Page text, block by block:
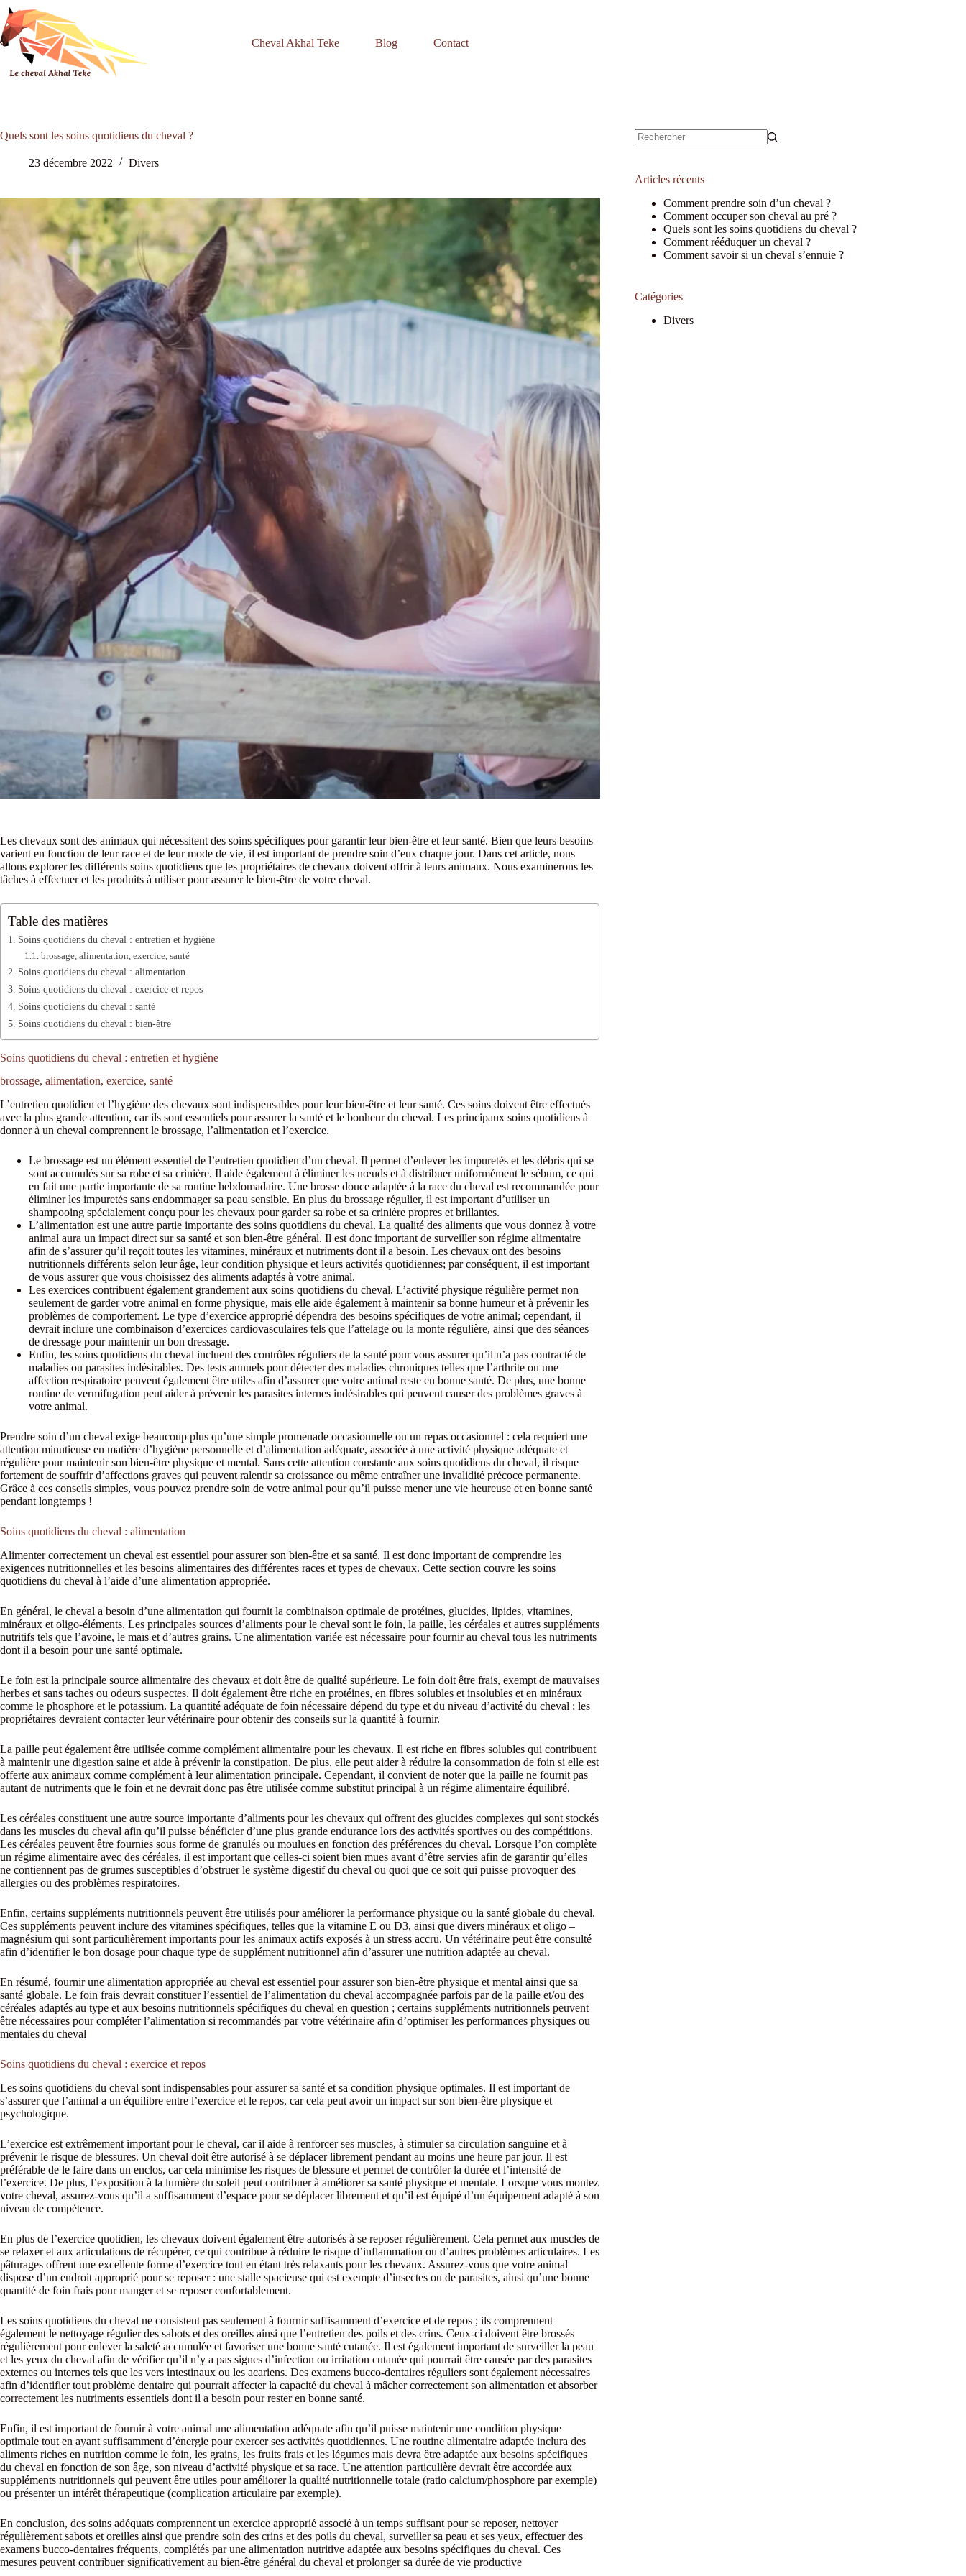
Passer
au
contenu
Cheval Akhal Teke
Blog Contact
Quels sont les soins quotidiens du cheval ?
23 décembre 2022 Divers
Les chevaux sont des animaux qui nécessitent des soins spécifiques pour garantir leur bien-être et leur santé. Bien que leurs besoins
varient en fonction de leur race et de leur mode de vie, il est important de prendre soin d’eux chaque jour. Dans cet article, nous
allons explorer les différents soins quotidiens que les propriétaires de chevaux doivent offrir à leurs animaux. Nous examinerons les
tâches à effectuer et les produits à utiliser pour assurer le bien-être de votre cheval.
Table des matières
Soins quotidiens du cheval : entretien et hygiène
brossage, alimentation, exercice, santé
Soins quotidiens du cheval : alimentation
Soins quotidiens du cheval : exercice et repos
Soins quotidiens du cheval : santé
Soins quotidiens du cheval : bien-être
Soins quotidiens du cheval : entretien et hygiène
brossage, alimentation, exercice, santé
L’entretien quotidien et l’hygiène des chevaux sont indispensables pour leur bien-être et leur santé. Ces soins doivent être effectués
avec la plus grande attention, car ils sont essentiels pour assurer la santé et le bonheur du cheval. Les principaux soins quotidiens à
donner à un cheval comprennent le brossage, l’alimentation et l’exercice.
Le brossage est un élément essentiel de l’entretien quotidien d’un cheval. Il permet d’enlever les impuretés et les débris qui se
sont accumulés sur sa robe et sa crinière. Il aide également à éliminer les nœuds et à distribuer uniformément le sébum, ce qui
en fait une partie importante de sa routine hebdomadaire. Une brosse douce adaptée à la race du cheval est recommandée pour
éliminer les impuretés sans endommager sa peau sensible. En plus du brossage régulier, il est important d’utiliser un
shampooing spécialement conçu pour les chevaux pour garder sa robe et sa crinière propres et brillantes.
L’alimentation est une autre partie importante des soins quotidiens du cheval. La qualité des aliments que vous donnez à votre
animal aura un impact direct sur sa santé et son bien-être général. Il est donc important de surveiller son régime alimentaire
afin de s’assurer qu’il reçoit toutes les vitamines, minéraux et nutriments dont il a besoin. Les chevaux ont des besoins
nutritionnels différents selon leur âge, leur condition physique et leurs activités quotidiennes; par conséquent, il est important
de vous assurer que vous choisissez des aliments adaptés à votre animal.
Les exercices contribuent également grandement aux soins quotidiens du cheval. L’activité physique régulière permet non
seulement de garder votre animal en forme physique, mais elle aide également à maintenir sa bonne humeur et à prévenir les
problèmes de comportement. Le type d’exercice approprié dépendra des besoins spécifiques de votre animal; cependant, il
devrait inclure une combinaison d’exercices cardiovasculaires tels que l’attelage ou la monte régulière, ainsi que des séances
de dressage pour maintenir un bon dressage.
Enfin, les soins quotidiens du cheval incluent des contrôles réguliers de la santé pour vous assurer qu’il n’a pas contracté de
maladies ou parasites indésirables. Des tests annuels pour détecter des maladies chroniques telles que l’arthrite ou une
affection respiratoire peuvent également être utiles afin d’assurer que votre animal reste en bonne santé. De plus, une bonne
routine de vermifugation peut aider à prévenir les parasites internes indésirables qui peuvent causer des problèmes graves à
votre animal.
Prendre soin d’un cheval exige beaucoup plus qu’une simple promenade occasionnelle ou un repas occasionnel : cela requiert une
attention minutieuse en matière d’hygiène personnelle et d’alimentation adéquate, associée à une activité physique adéquate et
régulière pour maintenir son bien-être physique et mental. Sans cette attention constante aux soins quotidiens du cheval, il risque
fortement de souffrir d’affections graves qui peuvent ralentir sa croissance ou même entraîner une invalidité précoce permanente.
Grâce à ces conseils simples, vous pouvez prendre soin de votre animal pour qu’il puisse mener une vie heureuse et en bonne santé
pendant longtemps !
Soins quotidiens du cheval : alimentation
Alimenter correctement un cheval est essentiel pour assurer son bien-être et sa santé. Il est donc important de comprendre les
exigences nutritionnelles et les besoins alimentaires des différentes races et types de chevaux. Cette section couvre les soins
quotidiens du cheval à l’aide d’une alimentation appropriée.
En général, le cheval a besoin d’une alimentation qui fournit la combinaison optimale de protéines, glucides, lipides, vitamines,
minéraux et oligo-éléments. Les principales sources d’aliments pour le cheval sont le foin, la paille, les céréales et autres suppléments
nutritifs tels que l’avoine, le maïs et d’autres grains. Une alimentation variée est nécessaire pour fournir au cheval tous les nutriments
dont il a besoin pour une santé optimale.
Le foin est la principale source alimentaire des chevaux et doit être de qualité supérieure. Le foin doit être frais, exempt de mauvaises
herbes et sans taches ou odeurs suspectes. Il doit également être riche en protéines, en fibres solubles et insolubles et en minéraux
comme le phosphore et le potassium. La quantité adéquate de foin nécessaire dépend du type et du niveau d’activité du cheval ; les
propriétaires devraient contacter leur vétérinaire pour obtenir des conseils sur la quantité à fournir.
La paille peut également être utilisée comme complément alimentaire pour les chevaux. Il est riche en fibres solubles qui contribuent
à maintenir une digestion saine et aide à prévenir la constipation. De plus, elle peut aider à réduire la consommation de foin si elle est
offerte aux animaux comme complément à leur alimentation principale. Cependant, il convient de noter que la paille ne fournit pas
autant de nutriments que le foin et ne devrait donc pas être utilisée comme substitut principal à un régime alimentaire équilibré.
Les céréales constituent une autre source importante d’aliments pour les chevaux qui offrent des glucides complexes qui sont stockés
dans les muscles du cheval afin qu’il puisse bénéficier d’une plus grande endurance lors des activités sportives ou des compétitions.
Les céréales peuvent être fournies sous forme de granulés ou moulues en fonction des préférences du cheval. Lorsque l’on complète
un régime alimentaire avec des céréales, il est important que celles-ci soient bien mues avant d’être servies afin de garantir qu’elles
ne contiennent pas de grumes susceptibles d’obstruer le système digestif du cheval ou quoi que ce soit qui puisse provoquer des
allergies ou des problèmes respiratoires.
Enfin, certains suppléments nutritionnels peuvent être utilisés pour améliorer la performance physique ou la santé globale du cheval.
Ces suppléments peuvent inclure des vitamines spécifiques, telles que la vitamine E ou D3, ainsi que divers minéraux et oligo –
magnésium qui sont particulièrement importants pour les animaux actifs exposés à un stress accru. Un vétérinaire peut être consulté
afin d’identifier le bon dosage pour chaque type de supplément nutritionnel afin d’assurer une nutrition adaptée au cheval.
En résumé, fournir une alimentation appropriée au cheval est essentiel pour assurer son bien-être physique et mental ainsi que sa
santé globale. Le foin frais devrait constituer l’essentiel de l’alimentation du cheval accompagnée parfois par de la paille et/ou des
céréales adaptés au type et aux besoins nutritionnels spécifiques du cheval en question ; certains suppléments nutritionnels peuvent
être nécessaires pour compléter l’alimentation si recommandés par votre vétérinaire afin d’optimiser les performances physiques ou
mentales du cheval
Soins quotidiens du cheval : exercice et repos
Les soins quotidiens du cheval sont indispensables pour assurer sa santé et sa condition physique optimales. Il est important de
s’assurer que l’animal a un équilibre entre l’exercice et le repos, car cela peut avoir un impact sur son bien-être physique et
psychologique.
L’exercice est extrêmement important pour le cheval, car il aide à renforcer ses muscles, à stimuler sa circulation sanguine et à
prévenir le risque de blessures. Un cheval doit être autorisé à se déplacer librement pendant au moins une heure par jour. Il est
préférable de le faire dans un enclos, car cela minimise les risques de blessure et permet de contrôler la durée et l’intensité de
l’exercice. De plus, l’exposition à la lumière du soleil peut contribuer à améliorer sa santé physique et mentale. Lorsque vous montez
votre cheval, assurez-vous qu’il a suffisamment d’espace pour se déplacer librement et qu’il est équipé d’un équipement adapté à son
niveau de compétence.
En plus de l’exercice quotidien, les chevaux doivent également être autorisés à se reposer régulièrement. Cela permet aux muscles de
se relaxer et aux articulations de récupérer, ce qui contribue à réduire le risque d’inflammation ou d’autres problèmes articulaires. Les
pâturages offrent une excellente forme d’exercice tout en étant très relaxants pour les chevaux. Assurez-vous que votre animal
dispose d’un endroit approprié pour se reposer : une stalle spacieuse qui est exempte d’insectes ou de parasites, ainsi qu’une bonne
quantité de foin frais pour manger et se reposer confortablement.
Les soins quotidiens du cheval ne consistent pas seulement à fournir suffisamment d’exercice et de repos ; ils comprennent
également le nettoyage régulier des sabots et des oreilles ainsi que l’entretien des poils et des crins. Ceux-ci doivent être brossés
régulièrement pour enlever la saleté accumulée et favoriser une bonne santé cutanée. Il est également important de surveiller la peau
et les yeux du cheval afin de vérifier qu’il n’y a pas signes d’infection ou irritation cutanée qui pourrait être causée par des parasites
externes ou internes tels que les vers intestinaux ou les acariens. Des examens bucco-dentaires réguliers sont également nécessaires
afin d’identifier tout problème dentaire qui pourrait affecter la capacité du cheval à mâcher correctement son alimentation et absorber
correctement les nutriments essentiels dont il a besoin pour rester en bonne santé.
Enfin, il est important de fournir à votre animal une alimentation adéquate afin qu’il puisse maintenir une condition physique
optimale tout en ayant suffisamment d’énergie pour exercer ses activités quotidiennes. Une routine alimentaire adaptée inclura des
aliments riches en nutrition comme le foin, les grains, les fruits frais et les légumes mais devra être adaptée aux besoins spécifiques
du cheval en fonction de son âge, son niveau d’activité physique et sa race. Une attention particulière devrait être accordée aux
suppléments nutritionnels qui peuvent être utiles pour améliorer la qualité nutritionnelle totale (ratio calcium/phosphore par exemple)
ou présenter un intérêt thérapeutique (complication articulaire par exemple).
En conclusion, des soins adéquats comprennent un exercice approprié associé à un temps suffisant pour se reposer, nettoyer
régulièrement sabots et oreilles ainsi que prendre soin des crins et des poils du cheval, surveiller sa peau et ses yeux, effectuer des
examens bucco-dentaires fréquents, complétés par une alimentation nutritive adaptée aux besoins spécifiques du cheval. Ces
mesures peuvent contribuer significativement au bien-être général du cheval et prolonger sa durée de vie productive
Articles récents
Comment prendre soin d’un cheval ?
Comment occuper son cheval au pré ?
Quels sont les soins quotidiens du cheval ?
Comment rééduquer un cheval ?
Comment savoir si un cheval s’ennuie ?
Catégories
Divers